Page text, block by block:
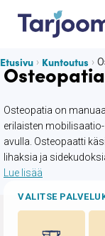
Siirry sisältöön
Etusivu Kuntoutus
Osteopatia
Osteopatia on
erilaisten
avulla. Osteopaatti
lihaksia ja
Lue lisää
VALITSE